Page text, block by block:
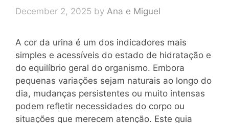
December 2, 2025 by Ana e Miguel
A cor da urina é um dos indicadores mais
simples e acessíveis do estado de hidratação e
do equilíbrio geral do organismo. Embora
pequenas variações sejam naturais ao longo do
dia, mudanças persistentes ou muito intensas
podem refletir necessidades do corpo ou
situações que merecem atenção. Este guia